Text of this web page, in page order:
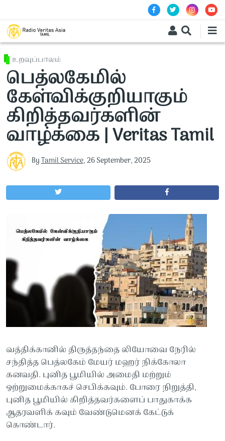
உறவுப்பாலம்
பெத்லகேமில்
கேள்விக்குறியாகும்
கிறித்தவர்களின்
வாழ்க்கை | Veritas Tamil
ByTamil Service,26 September, 2025
வத்திக்கானில் திருத்தந்தை லியோவை நேரில்
சந்தித்த பெத்லகேம் மேயர் மஹர் நிக்கோலா
கனவதி. புனித பூமியில் அமைதி மற்றும்
ஒற்றுமைக்காகச் செபிக்கவும். போரை நிறுத்தி,
புனித பூமியில் கிறித்தவர்களைப் பாதுகாக்க
ஆதரவளிக் கவும் வேண்டுமெனக் கேட்டுக்
கொண்டார்.